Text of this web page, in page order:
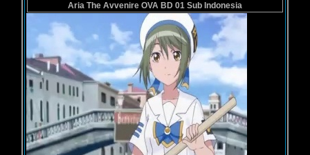
Aria The Avvenire OVA BD 01 Sub Indonesia